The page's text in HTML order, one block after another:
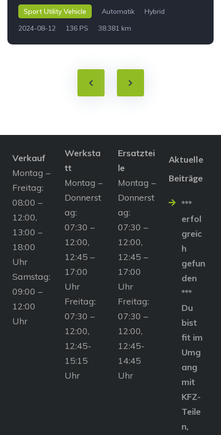
Sport Utility Vehicle Automatik
Hybrid
2024-08-12
136 PS 38.381 km
Verkauf
Montag –
Freitag:
08:00 –
12:00,
13:00 –
18:00
Uhr
Samstag:
09:00 –
12:00
Uhr
Werksta
tt
Montag –
Donnerst
ag:
07:30 –
12:00,
12:45 –
17:00
Uhr
Freitag:
07:30 –
12:00,
12:45-
15:15
Uhr
Ersatztei
le
Montag –
Donnerst
ag:
07:30 –
12:00,
12:45 –
17:00
Uhr
Freitag:
07:30 –
12:00,
12:45-
14:45
Uhr
Aktuelle
Beiträge
***
erfol
greic
h
gefun
den
***
Du
bist
fit im
Umg
ang
mit
KFZ-
Teile
n,